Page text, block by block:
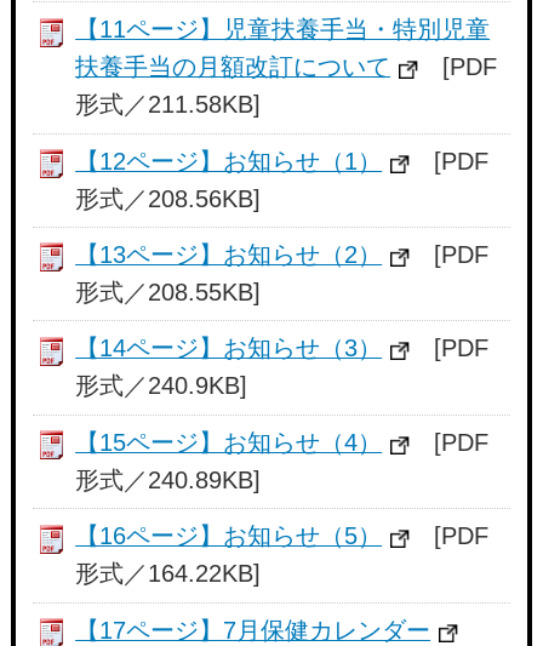
【11ページ】児童扶養手当・特別児童
扶養手当の月額改訂について
[PDF
形式／211.58KB]
【12ページ】お知らせ（1）
[PDF
形式／208.56KB]
【13ページ】お知らせ（2）
[PDF
形式／208.55KB]
【14ページ】お知らせ（3）
[PDF
形式／240.9KB]
【15ページ】お知らせ（4）
[PDF
形式／240.89KB]
【16ページ】お知らせ（5）
[PDF
形式／164.22KB]
【17ページ】7月保健カレンダー